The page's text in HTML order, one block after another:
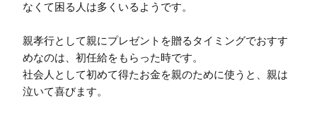
なくて困る人は多くいるようです。
親孝行として親にプレゼントを贈るタイミングでおすす
めなのは、初任給をもらった時です。
社会人として初めて得たお金を親のために使うと、親は
泣いて喜びます。